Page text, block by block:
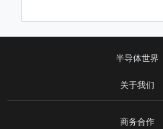
半导体世界
关于我们
商务合作